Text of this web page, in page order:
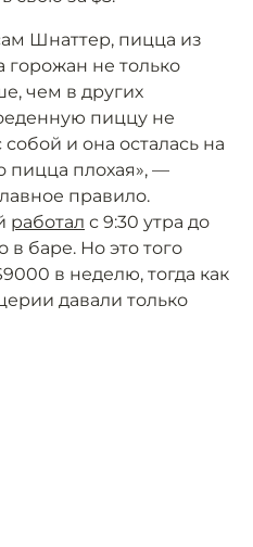
Шнаттер, пицца из
горожан не только
чем в других
пиццу не
и она осталась на
пицца плохая», —
правило.
работал с 9:30 утра до
в баре. Но это того
в неделю, тогда как
давали только